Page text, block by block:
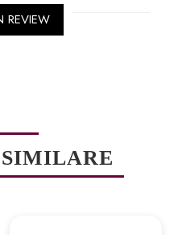
REVIEW
SIMILARE